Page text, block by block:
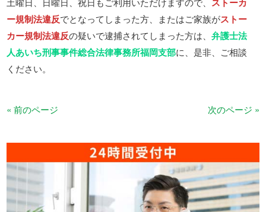
ー規制法違反でとなってしまった方、またはご家族がストー
カー規制法違反の疑いで逮捕されてしまった方は、弁護士法
人あいち刑事事件総合法律事務所福岡支部に、是非、ご相談
ください。
« 前のページ 次のページ »